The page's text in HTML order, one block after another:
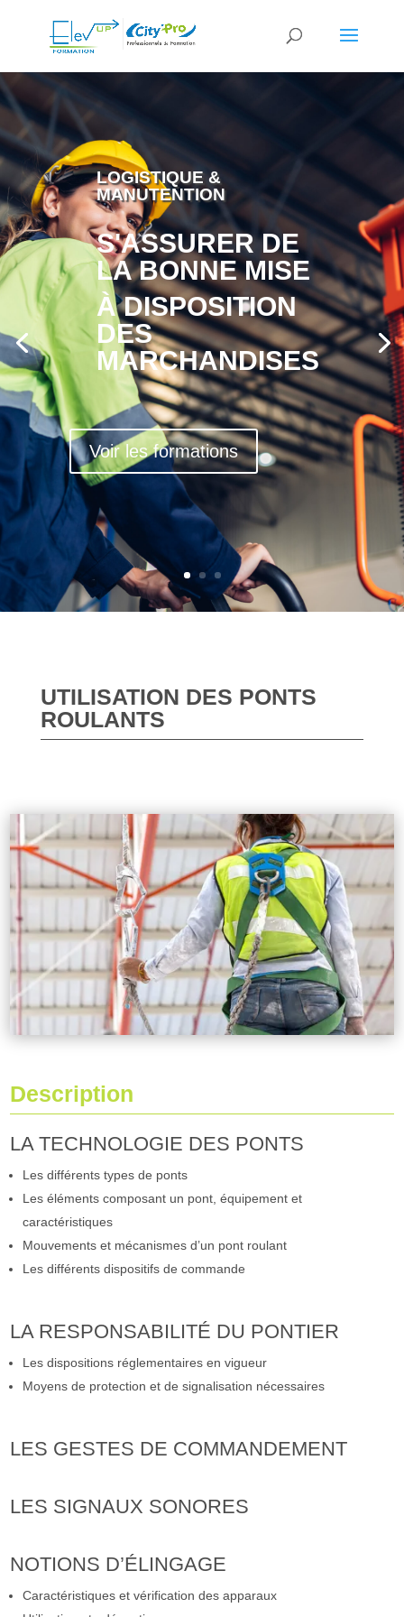
LOGISTIQUE &
MANUTENTION
S'ASSURER DE
LA BONNE MISE
À DISPOSITION
DES
MARCHANDISES
Voir les formations
UTILISATION DES PONTS
ROULANTS
Description
LA TECHNOLOGIE DES PONTS
Les différents types de ponts
Les éléments composant un pont, équipement et
caractéristiques
Mouvements et mécanismes d’un pont roulant
Les différents dispositifs de commande
LA RESPONSABILITÉ DU PONTIER
Les dispositions réglementaires en vigueur
Moyens de protection et de signalisation nécessaires
LES GESTES DE COMMANDEMENT
LES SIGNAUX SONORES
NOTIONS D’ÉLINGAGE
Caractéristiques et vérification des apparaux